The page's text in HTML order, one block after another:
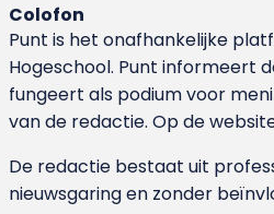
Colofon
Punt is het onafhankelijke
Hoge­school. Punt informeert
fungeert als podium voor
van de redactie. Op de
De redactie bestaat uit
nieuwsgaring en zonder